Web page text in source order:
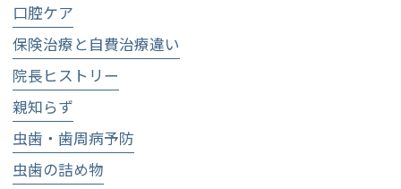
口腔ケア
保険治療と自費治療違い
院長ヒストリー
親知らず
虫歯・歯周病予防
虫歯の詰め物